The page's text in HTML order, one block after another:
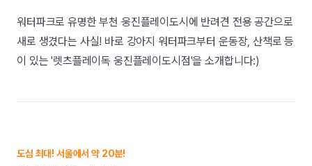
워터파크로 유명한 부천 웅진플레이도시에 반려견 전용 공간으로
새로 생겼다는 사실! 바로 강아지 워터파크부터 운동장, 산책로 등
이 있는 '렛츠플레이독 웅진플레이도시점'을 소개합니다:)
도심 최대! 서울에서 약 20분!